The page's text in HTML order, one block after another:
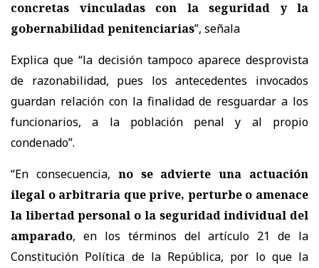
concretas vinculadas con la seguridad y la
gobernabilidad penitenciarias”, señala
Explica que “la decisión tampoco aparece desprovista
de razonabilidad, pues los antecedentes invocados
guardan relación con la finalidad de resguardar a los
funcionarios, a la población penal y al propio
condenado”.
“En consecuencia, no se advierte una actuación
ilegal o arbitraria que prive, perturbe o amenace
la libertad personal o la seguridad individual del
amparado, en los términos del artículo 21 de la
Constitución Política de la República, por lo que la